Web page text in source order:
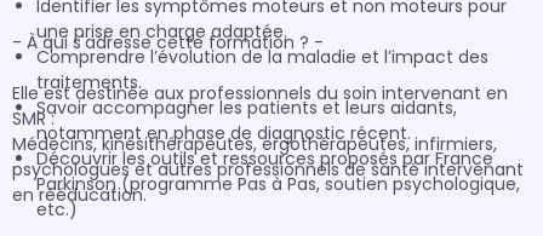
- À qui s'adresse cette formation ? -
Elle est destinée aux professionnels du soin intervenant en
SMR :
Médecins, kinésithérapeutes, ergothérapeutes, infirmiers,
psychologues et autres professionnels de santé intervenant
en rééducation.
Identifier les symptômes moteurs et non moteurs pour
une prise en charge adaptée.
Comprendre l’évolution de la maladie et l’impact des
traitements.
Savoir accompagner les patients et leurs aidants,
notamment en phase de diagnostic récent.
Découvrir les outils et ressources proposés par France
Parkinson (programme Pas à Pas, soutien psychologique,
etc.)